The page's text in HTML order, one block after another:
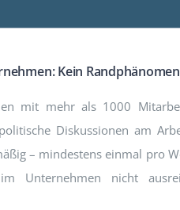
Kein Randphänomen
mit mehr als 1000
Diskussionen am
– mindestens einmal pro
Unternehmen nicht